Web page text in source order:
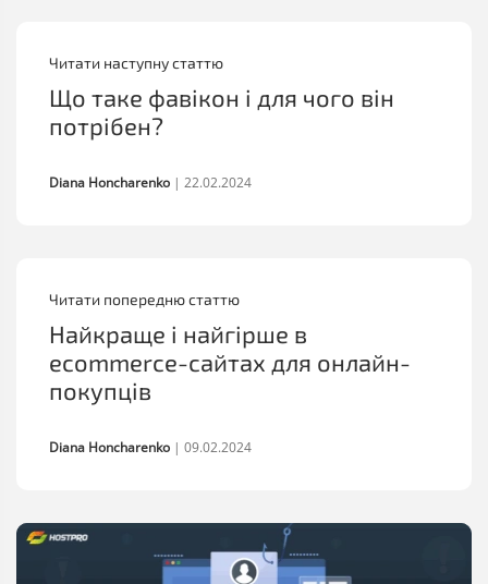
Читати попередню статтю
Найкраще і найгірше в
ecommerce-сайтах для онлайн-
покупців
Diana Honcharenko | 09.02.2024
Читати наступну статтю
Що таке фавікон і для чого він
потрібен?
Diana Honcharenko | 22.02.2024